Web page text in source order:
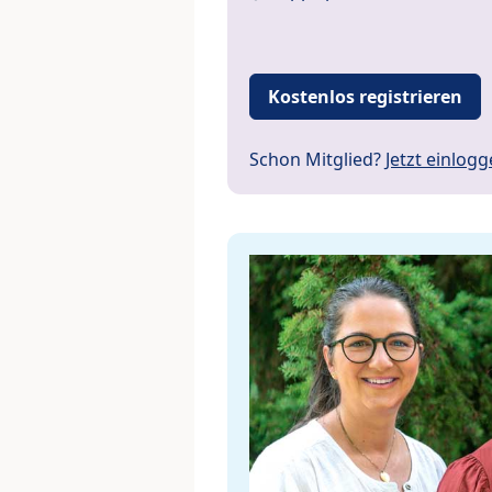
Kostenlos registrieren
Schon Mitglied? Jetzt